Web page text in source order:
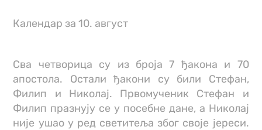
Календар за 10. август
Сва четворица су из броја 7 ђакона и 70
апостола. Остали ђакони су били Стефан,
Филип и Николај. Првомученик Стефан и
Филип празнују се у посебне дане, а Николај
није ушао у ред светитеља због своје јереси.